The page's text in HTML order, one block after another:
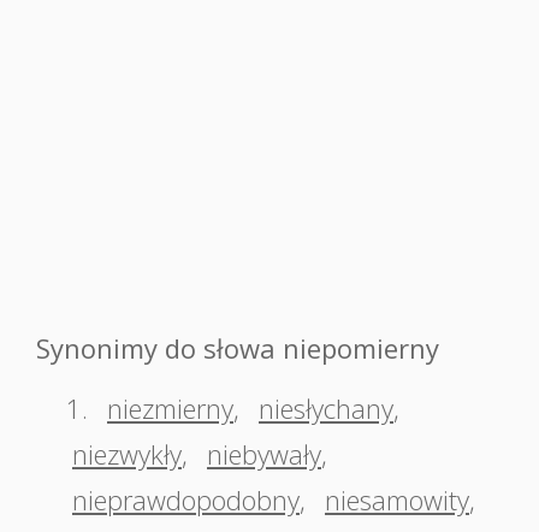
Synonimy do słowa niepomierny
1.
niezmierny, niesłychany,
niezwykły, niebywały,
nieprawdopodobny, niesamowity,